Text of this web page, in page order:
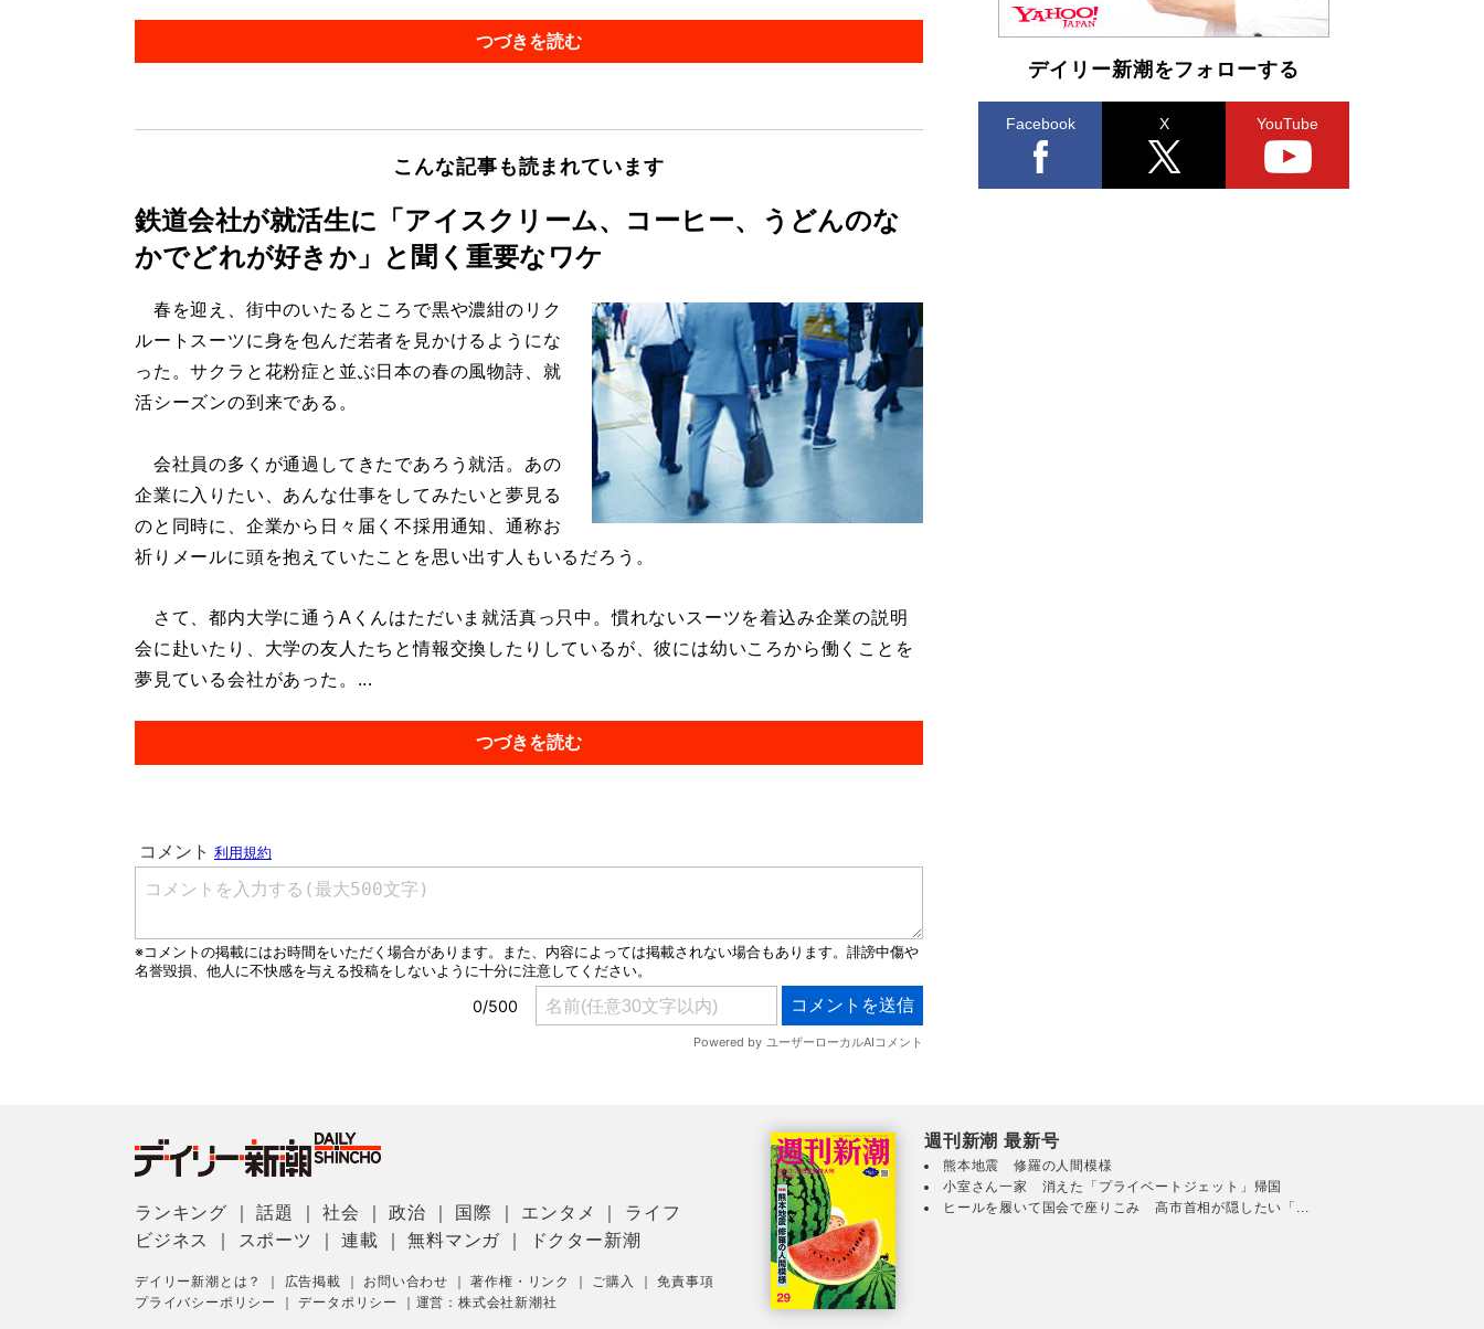
つづきを読む
こんな記事も読まれています
鉄道会社が就活生に「アイスクリーム、コーヒー、うどんのな
かでどれが好きか」と聞く重要なワケ
春を迎え、街中のいたるところで黒や濃紺のリク
ルートスーツに身を包んだ若者を見かけるようにな
った。サクラと花粉症と並ぶ日本の春の風物詩、就
活シーズンの到来である。
会社員の多くが通過してきたであろう就活。あの
企業に入りたい、あんな仕事をしてみたいと夢見る
のと同時に、企業から日々届く不採用通知、通称お
祈りメールに頭を抱えていたことを思い出す人もいるだろう。
さて、都内大学に通うAくんはただいま就活真っ只中。慣れないスーツを着込み企業の説明
会に赴いたり、大学の友人たちと情報交換したりしているが、彼には幼いころから働くことを
夢見ている会社があった。...
つづきを読む
デイリー新潮をフォローする
Facebook X YouTube
ランキング ｜話題 ｜社会 ｜政治 国際 エンタメ
ライフ
ビジネス
スポーツ ｜連載 ｜無料マンガ ドクター新潮
デイリー新潮とは？ 広告掲載 お問い合わせ ｜著作権・リンク ご購入 ｜免責事項
プライバシーポリシー
｜データポリシー 運営：株式会社新潮社
週刊新潮 最新号
熊本地震 修羅の人間模様
小室さん一家 消えた「プライベートジェット」帰国
ヒールを履いて国会で座りこみ 高市首相が隠したい「...